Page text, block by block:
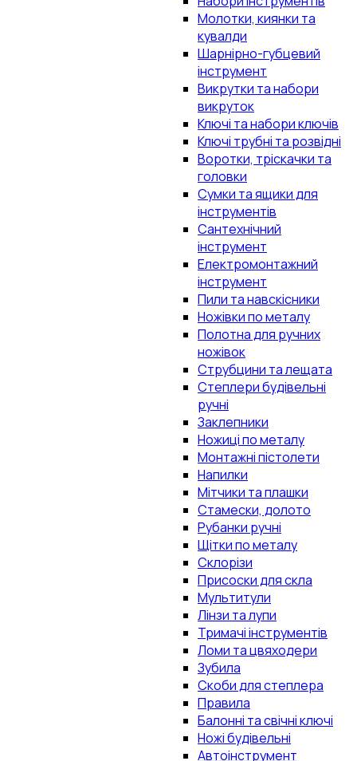
Молотки, киянки та
кувалди
Шарнірно-губцевий
інструмент
Викрутки та набори
викруток
Ключі та набори ключів
Ключі трубні та розвідні
Воротки, тріскачки та
головки
Сумки та ящики для
інструментів
Сантехнічний
інструмент
Електромонтажний
інструмент
Пили та навскісники
Ножівки по металу
Полотна для ручних
ножівок
Струбцини та лещата
Степлери будівельні
ручні
Заклепники
Ножиці по металу
Монтажні пістолети
Напилки
Мітчики та плашки
Стамески, долото
Рубанки ручні
Щітки по металу
Склорізи
Присоски для скла
Мультитули
Лінзи та лупи
Тримачі інструментів
Ломи та цвяходери
Зубила
Скоби для степлера
Правила
Балонні та свічні ключі
Ножі будівельні
Автоінструмент